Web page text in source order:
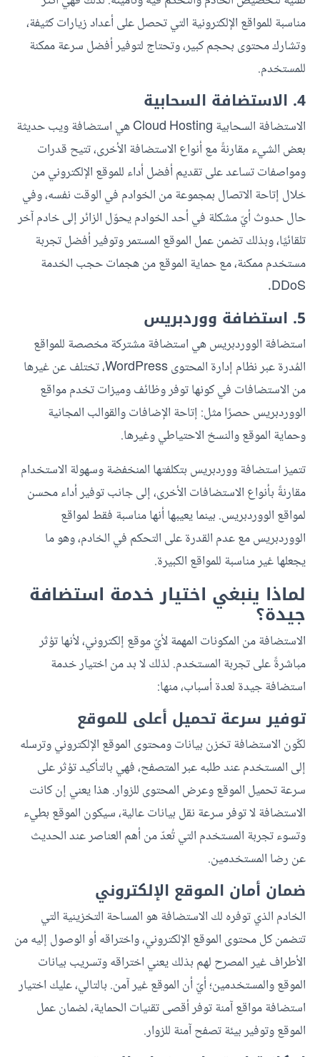
مناسبة للمواقع الإلكترونية التي تحصل على أعداد زيارات كثيفة،
وتشارك محتوى بحجم كبير، وتحتاج لتوفير أفضل سرعة ممكنة
للمستخدم.
4. الاستضافة السحابية
الاستضافة السحابية Cloud Hosting هي استضافة ويب حديثة
بعض الشيء مقارنةً مع أنواع الاستضافة الأخرى، تتيح قدرات
ومواصفات تساعد على تقديم أفضل أداء للموقع الإلكتروني من
خلال إتاحة الاتصال بمجموعة من الخوادم في الوقت نفسه، وفي
حال حدوث أيّ مشكلة في أحد الخوادم يحوّل الزائر إلى خادم آخر
تلقائيًا، وبذلك تضمن عمل الموقع المستمر وتوفير أفضل تجربة
مستخدم ممكنة، مع حماية الموقع من هجمات حجب الخدمة
DDoS.
5. استضافة ووردبريس
استضافة الووردبريس هي استضافة مشتركة مخصصة للمواقع
المُدرة عبر نظام إدارة المحتوى WordPress، تختلف عن غيرها
من الاستضافات في كونها توفر وظائف وميزات تخدم مواقع
الووردبريس حصرًا مثل: إتاحة الإضافات والقوالب المجانية
وحماية الموقع والنسخ الاحتياطي وغيرها.
تتميز استضافة ووردبريس بتكلفتها المنخفضة وسهولة الاستخدام
مقارنةً بأنواع الاستضافات الأخرى، إلى جانب توفير أداء محسن
لمواقع الووردبريس. بينما يعيبها أنها مناسبة فقط لمواقع
الووردبريس مع عدم القدرة على التحكم في الخادم، وهو ما
يجعلها غير مناسبة للمواقع الكبيرة.
لماذا ينبغي اختيار خدمة استضافة
جيدة؟
الاستضافة من المكونات المهمة لأيّ موقع إلكتروني، لأنها تؤثر
مباشرةً على تجربة المستخدم. لذلك لا بد من اختيار خدمة
استضافة جيدة لعدة أسباب، منها:
توفير سرعة تحميل أعلى للموقع
لكّون الاستضافة تخزن بيانات ومحتوى الموقع الإلكتروني وترسله
إلى المستخدم عند طلبه عبر المتصفح، فهي بالتأكيد تؤثر على
سرعة تحميل الموقع وعرض المحتوى للزوار. هذا يعني إن كانت
الاستضافة لا توفر سرعة نقل بيانات عالية، سيكون الموقع بطيء
وتسوء تجربة المستخدم التي تُعدّ من أهم العناصر عند الحديث
عن رضا المستخدمين.
ضمان أمان الموقع الإلكتروني
الخادم الذي توفره لك الاستضافة هو المساحة التخزينية التي
تتضمن كل محتوى الموقع الإلكتروني، واختراقه أو الوصول إليه من
الأطراف غير المصرح لهم بذلك يعني اختراقه وتسريب بيانات
الموقع والمستخدمين؛ أيّ أن الموقع غير آمن. بالتالي، عليك اختيار
استضافة مواقع آمنة توفر أقصى تقنيات الحماية، لضمان عمل
الموقع وتوفير بيئة تصفح آمنة للزوار.